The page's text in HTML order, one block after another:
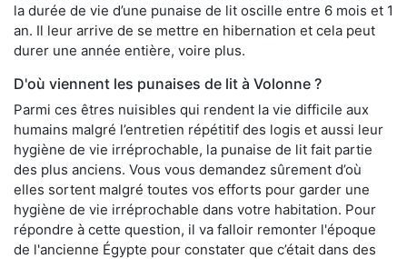
la durée de vie d’une punaise de lit oscille entre 6 mois et 1
an. Il leur arrive de se mettre en hibernation et cela peut
durer une année entière, voire plus.
D'où viennent les punaises de lit à Volonne ?
Parmi ces êtres nuisibles qui rendent la vie difficile aux
humains malgré l’entretien répétitif des logis et aussi leur
hygiène de vie irréprochable, la punaise de lit fait partie
des plus anciens. Vous vous demandez sûrement d’où
elles sortent malgré toutes vos efforts pour garder une
hygiène de vie irréprochable dans votre habitation. Pour
répondre à cette question, il va falloir remonter l'époque
de l'ancienne Égypte pour constater que c’était dans des